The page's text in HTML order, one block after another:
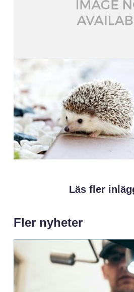
Läs fler
Fler nyheter